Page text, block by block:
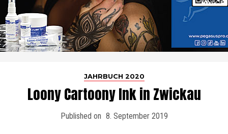
JAHRBUCH 2020
Loony Cartoony Ink in Zwickau
Published on 8. September 2019